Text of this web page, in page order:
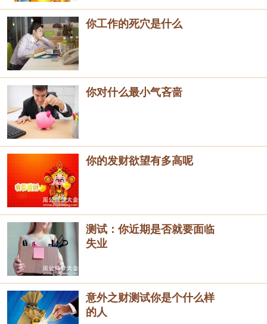
你工作的死穴是什么
你对什么最小气吝啬
你的发财欲望有多高呢
测试：你近期是否就要面临
失业
意外之财测试你是个什么样
的人